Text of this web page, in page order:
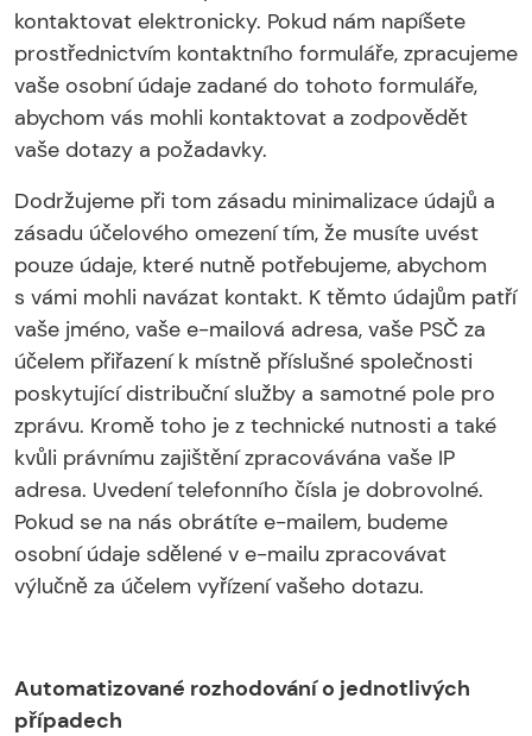
kontaktovat elektronicky. Pokud nám napíšete
prostřednictvím kontaktního formuláře, zpracujeme
vaše osobní údaje zadané do tohoto formuláře,
abychom vás mohli kontaktovat a zodpovědět
vaše dotazy a požadavky.
Dodržujeme při tom zásadu minimalizace údajů a
zásadu účelového omezení tím, že musíte uvést
pouze údaje, které nutně potřebujeme, abychom
s vámi mohli navázat kontakt. K těmto údajům patří
vaše jméno, vaše e-mailová adresa, vaše PSČ za
účelem přiřazení k místně příslušné společnosti
poskytující distribuční služby a samotné pole pro
zprávu. Kromě toho je z technické nutnosti a také
kvůli právnímu zajištění zpracovávána vaše IP
adresa. Uvedení telefonního čísla je dobrovolné.
Pokud se na nás obrátíte e-mailem, budeme
osobní údaje sdělené v e-mailu zpracovávat
výlučně za účelem vyřízení vašeho dotazu.
Automatizované rozhodování o jednotlivých
případech